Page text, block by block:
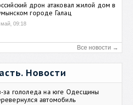
дрон атаковал жилой дом в
городе Галац
09:18
Все новости →
Новости
за гололеда на юге Одесщины
автомобиль